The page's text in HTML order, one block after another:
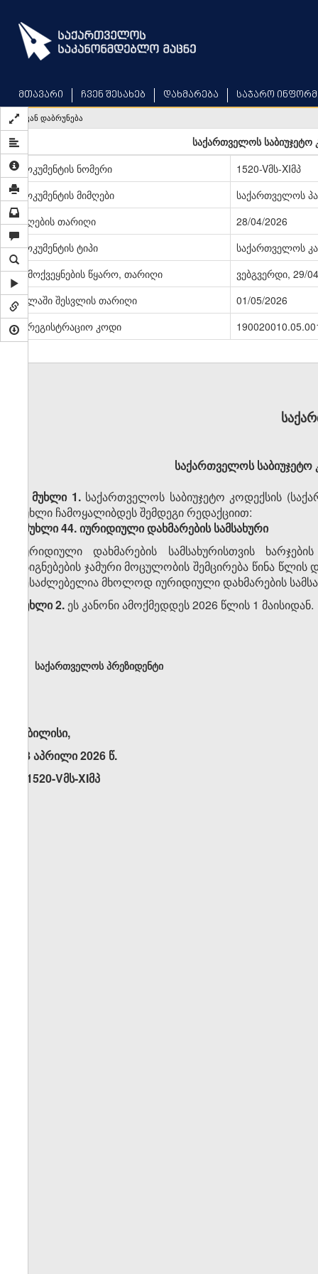
main
content
მთავარი ჩვენ შესახებ დახმარება საჯარო
უკან დაბრუნება
საქართველოს საბიუჯეტო
დოკუმენტის ნომერი
1520-Vმს-XIმპ
დოკუმენტის მიმღები
საქართველოს
მიღების თარიღი
28/04/2026
დოკუმენტის ტიპი
საქართველოს
გამოქვეყნების წყარო, თარიღი
ვებგვერდი, 29/
ძალაში შესვლის თარიღი
01/05/2026
სარეგისტრაციო კოდი
საქართველოს საბიუჯეტო
მუხლი 1. საქართველოს საბიუჯეტო კოდექსის
მუხლი ჩამოყალიბდეს შემდეგი რედაქციით:
„მუხლი 44. იურიდიული დახმარების სამსახური
იურიდიული დახმარების სამსახურისთვის
ასიგნებების ჯამური მოცულობის შემცირება წინა
შესაძლებელია მხოლოდ იურიდიული დახმარების
მუხლი 2. ეს კანონი ამოქმედდეს 2026 წლის 1 მაისიდან.
საქართველოს პრეზიდენტი
თბილისი,
28 აპრილი 2026 წ.
N1520-Vმს-XIმპ